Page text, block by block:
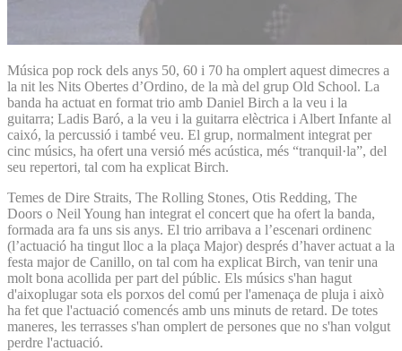
Música pop rock dels anys 50, 60 i 70 ha omplert aquest dimecres a
la nit les Nits Obertes d’Ordino, de la mà del grup Old School. La
banda ha actuat en format trio amb Daniel Birch a la veu i la
guitarra; Ladis Baró, a la veu i la guitarra elèctrica i Albert Infante al
caixó, la percussió i també veu. El grup, normalment integrat per
cinc músics, ha ofert una versió més acústica, més “tranquil·la”, del
seu repertori, tal com ha explicat Birch.
Temes de Dire Straits, The Rolling Stones, Otis Redding, The
Doors o Neil Young han integrat el concert que ha ofert la banda,
formada ara fa uns sis anys. El trio arribava a l’escenari ordinenc
(l’actuació ha tingut lloc a la plaça Major) després d’haver actuat a la
festa major de Canillo, on tal com ha explicat Birch, van tenir una
molt bona acollida per part del públic. Els músics s'han hagut
d'aixoplugar sota els porxos del comú per l'amenaça de pluja i això
ha fet que l'actuació comencés amb uns minuts de retard. De totes
maneres, les terrasses s'han omplert de persones que no s'han volgut
perdre l'actuació.